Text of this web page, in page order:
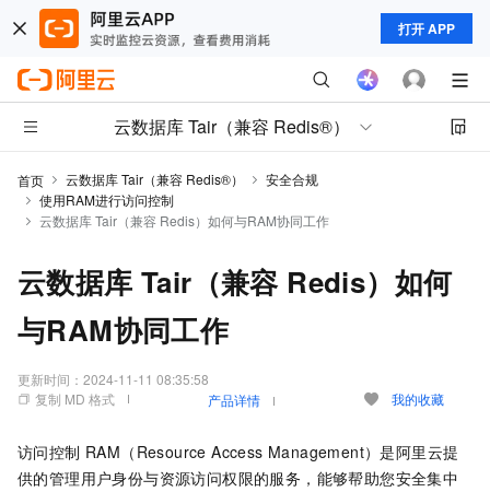
打开 APP
云数据库 Tair（兼容 Redis®）
首页 云数据库 Tair（兼容 Redis®）
安全合规
使用RAM进行访问控制
云数据库 Tair（兼容 Redis）如何与RAM协同工作
云数据库 Tair（兼容 Redis）如何
与RAM协同工作
更新时间： 2024-11-11 08:35:58
复制 MD 格式
产品详情 我的收藏
访问控制 RAM（Resource Access Management）是阿里云提
供的管理用户身份与资源访问权限的服务，能够帮助您安全集中